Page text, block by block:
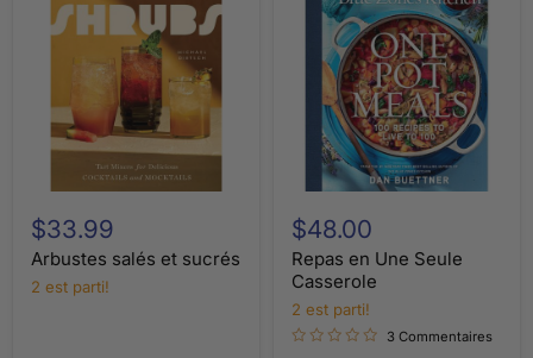
salés
et
sucrés
$33.99
Arbustes salés et sucrés
2 est parti!
en
Une
Seule
Casserole
$48.00
Repas en Une Seule
Casserole
2 est parti!
3 Commentaires